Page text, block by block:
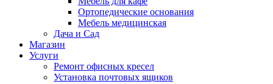
Ортопедические основания
Мебель медицинская
Дача и Сад
Магазин
Услуги
Ремонт офисных кресел
Установка почтовых ящиков